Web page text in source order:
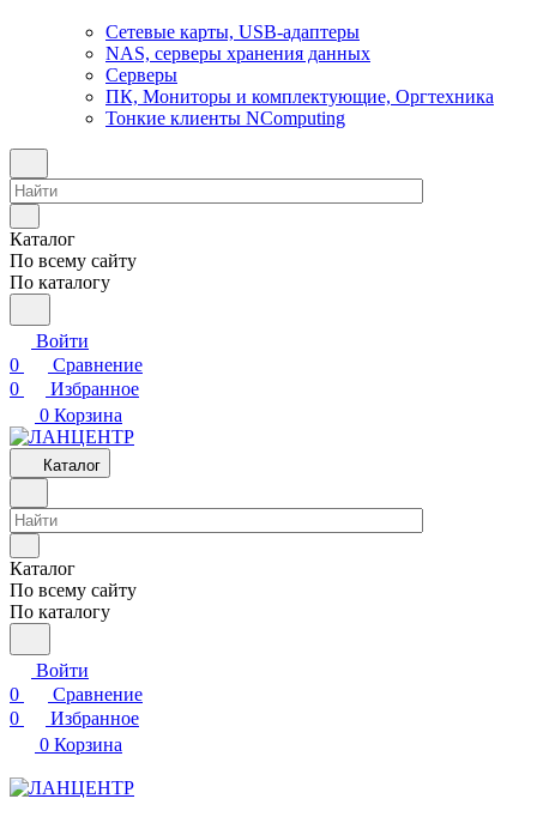
Сетевые карты, USB-адаптеры
NAS, серверы хранения данных
Серверы
ПК, Мониторы и комплектующие, Оргтехника
Тонкие клиенты NComputing
Каталог
По всему сайту
По каталогу
Войти
0
Сравнение
0
Избранное
0 Корзина
Каталог
Каталог
По всему сайту
По каталогу
Войти
0
Сравнение
0
Избранное
0 Корзина